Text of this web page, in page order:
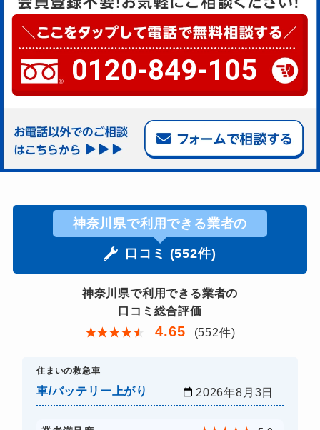
0120-849-105
神奈川県で利用できる業者の
口コミ (552件)
神奈川県で利用できる業者の
口コミ総合評価
★★★★★ 4.65 (552件)
住まいの救急車
車/バッテリー上がり 2026年8月3日